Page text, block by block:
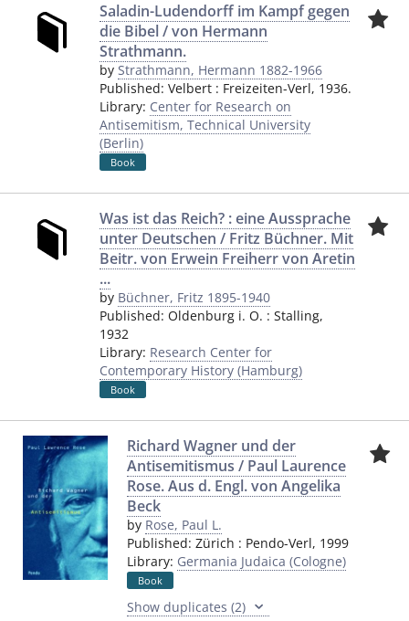
Saladin-Ludendorff im Kampf gegen
die Bibel / von Hermann
Strathmann.
by Strathmann, Hermann 1882-1966
Published: Velbert : Freizeiten-Verl, 1936.
Library: Center for Research on
Antisemitism, Technical University
(Berlin)
Book
Was ist das Reich? : eine Aussprache
unter Deutschen / Fritz Büchner. Mit
Beitr. von Erwein Freiherr von Aretin
...
by Büchner, Fritz 1895-1940
Published: Oldenburg i. O. : Stalling,
1932
Library: Research Center for
Contemporary History (Hamburg)
Book
Richard Wagner und der
Antisemitismus / Paul Laurence
Rose. Aus d. Engl. von Angelika
Beck
by Rose, Paul L.
Published: Zürich : Pendo-Verl, 1999
Library: Germania Judaica (Cologne)
Book
Show duplicates (2)